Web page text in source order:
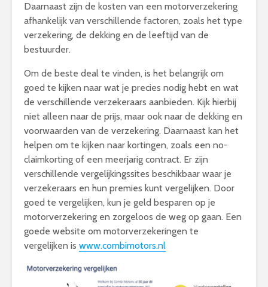
Daarnaast zijn de kosten van een motorverzekering
afhankelijk van verschillende factoren, zoals het type
verzekering, de dekking en de leeftijd van de
bestuurder.
Om de beste deal te vinden, is het belangrijk om
goed te kijken naar wat je precies nodig hebt en wat
de verschillende verzekeraars aanbieden. Kijk hierbij
niet alleen naar de prijs, maar ook naar de dekking en
voorwaarden van de verzekering. Daarnaast kan het
helpen om te kijken naar kortingen, zoals een no-
claimkorting of een meerjarig contract. Er zijn
verschillende vergelijkingssites beschikbaar waar je
verzekeraars en hun premies kunt vergelijken. Door
goed te vergelijken, kun je geld besparen op je
motorverzekering en zorgeloos de weg op gaan. Een
goede website om motorverzekeringen te
vergelijken is www.combimotors.nl